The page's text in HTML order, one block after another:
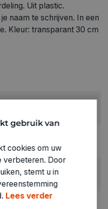
Uit plastic.
naam te schrijven. In een
Kleur: transparant 30 cm
gebruik van
cookies om uw
verbeteren. Door
stemt u in
Lees verder